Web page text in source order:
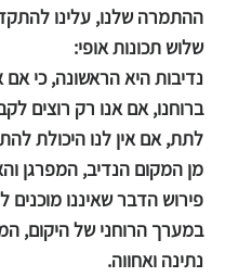
ההתמרה שלנו, עלינו
שלוש תכונות אופי:
נדיבות היא הראשונה, כי אם
ברוחנו, אם אנו רק רוצים
לתת, אם אין לנו היכולת
מן המקום הנדיב, המפרגן
פירוש הדבר שאיננו
במערך הרוחני של היקום,
נתינה ואחווה.